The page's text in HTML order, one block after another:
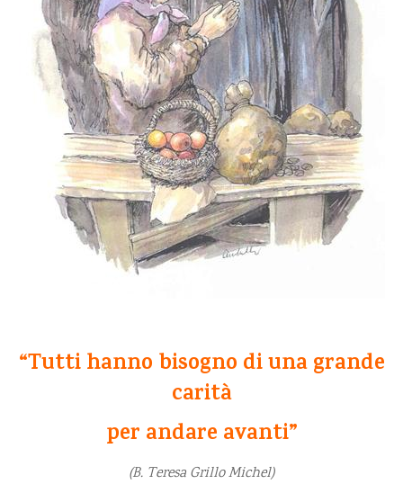
“Tutti hanno bisogno di una grande
carità
per andare avanti”
(B. Teresa Grillo Michel)